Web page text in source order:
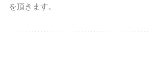
を頂きます。